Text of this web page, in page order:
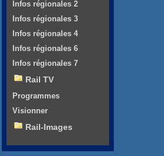
Infos régionales 2
Infos régionales 3
Infos régionales 4
Infos régionales 6
Infos régionales 7
Rail TV
Programmes
Visionner
Rail-Images